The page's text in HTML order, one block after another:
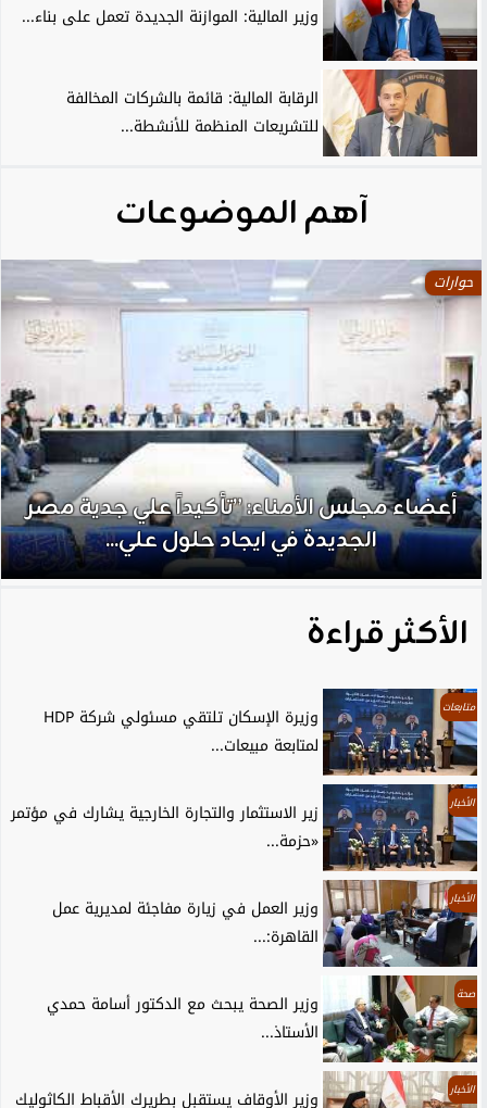
وزير المالية: الموازنة الجديدة تعمل على بناء...
الرقابة المالية: قائمة بالشركات المخالفة
للتشريعات المنظمة للأنشطة...
آهم الموضوعات
حوارات
أعضاء مجلس الأمناء: ”تأكيداً علي جدية مصر
الجديدة في ايجاد حلول علي...
الأكثر قراءة
متابعات
وزيرة الإسكان تلتقي مسئولي شركة HDP
لمتابعة مبيعات...
الأخبار
زير الاستثمار والتجارة الخارجية يشارك في مؤتمر
«حزمة...
الأخبار
وزير العمل في زيارة مفاجئة لمديرية عمل
القاهرة:...
صحة
وزير الصحة يبحث مع الدكتور أسامة حمدي
الأستاذ...
الأخبار
وزير الأوقاف يستقبل بطريرك الأقباط الكاثوليك